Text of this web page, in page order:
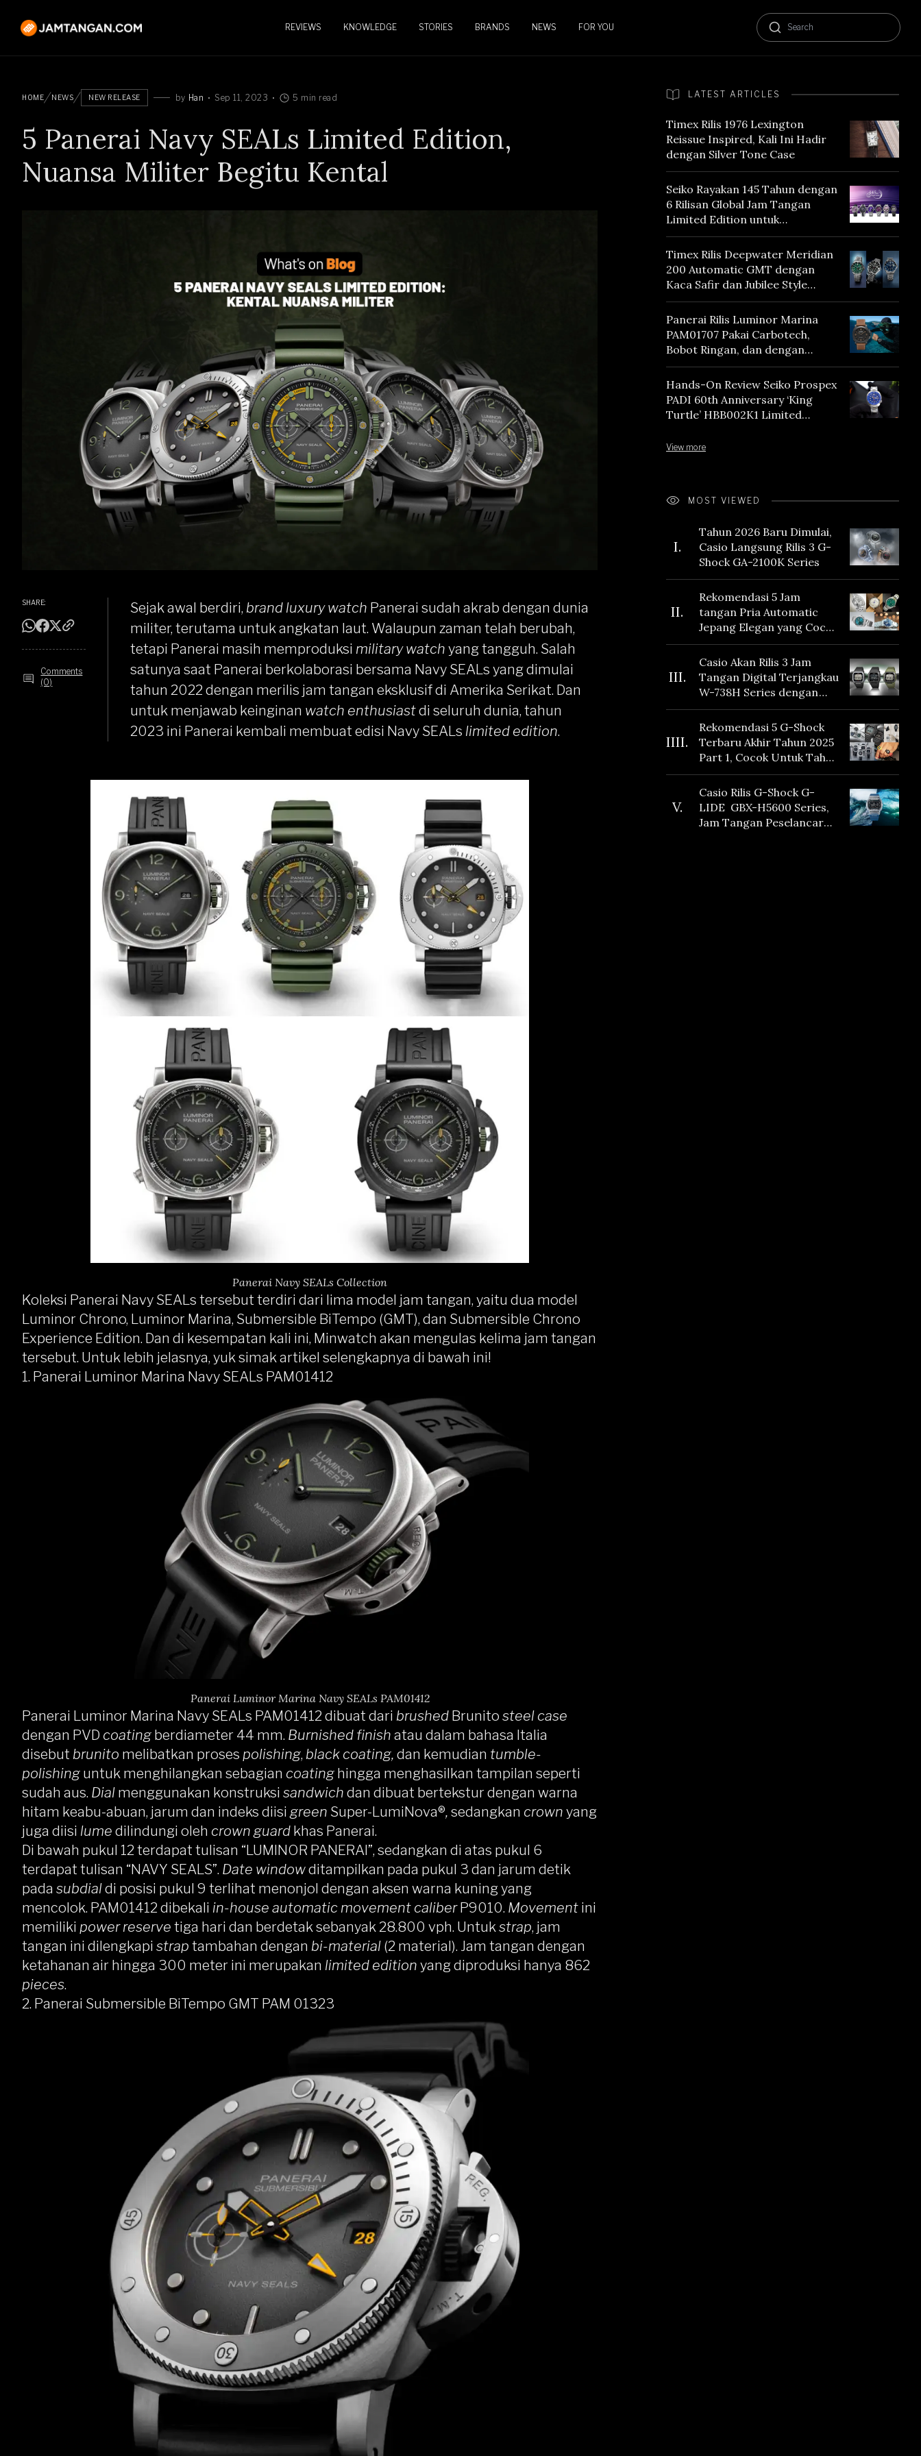
REVIEWS KNOWLEDGE STORIES BRANDS NEWS FOR YOU
HOME NEWS NEW RELEASE by Han Sep 11, 2023 5 min read
5 Panerai Navy SEALs Limited Edition,
Nuansa Militer Begitu Kental
SHARE:
Comments
(0)
Sejak awal berdiri, brand luxury watch Panerai sudah akrab dengan dunia
militer, terutama untuk angkatan laut. Walaupun zaman telah berubah,
tetapi Panerai masih memproduksi military watch yang tangguh. Salah
satunya saat Panerai berkolaborasi bersama Navy SEALs yang dimulai
tahun 2022 dengan merilis jam tangan eksklusif di Amerika Serikat. Dan
untuk menjawab keinginan watch enthusiastdi seluruh dunia, tahun
2023 ini Panerai kembali membuat edisi Navy SEALs limited edition.
Panerai Navy SEALs Collection
Koleksi Panerai Navy SEALs tersebut terdiri dari lima model jam tangan, yaitu dua model
Luminor Chrono, Luminor Marina, Submersible BiTempo (GMT), dan Submersible Chrono
Experience Edition. Dan di kesempatan kali ini, Minwatch akan mengulas kelima jam tangan
tersebut. Untuk lebih jelasnya, yuk simak artikel selengkapnya di bawah ini!
1. Panerai Luminor Marina Navy SEALs PAM01412
Panerai Luminor Marina Navy SEALs PAM01412
Panerai Luminor Marina Navy SEALs PAM01412 dibuat dari brushed Brunito steel case
dengan PVD coating berdiameter 44 mm. Burnished finish atau dalam bahasa Italia
disebut brunito melibatkan proses polishing, black coating, dan kemudian tumble-
polishing untuk menghilangkan sebagian coating hingga menghasilkan tampilan seperti
sudah aus. Dial menggunakan konstruksi sandwich dan dibuat bertekstur dengan warna
hitam keabu-abuan, jarum dan indeks diisi green Super-LumiNova®, sedangkan crown yang
juga diisi lume dilindungi oleh crown guard khas Panerai.
Di bawah pukul 12 terdapat tulisan “LUMINOR PANERAI”, sedangkan di atas pukul 6
terdapat tulisan “NAVY SEALS”. Date windowditampilkan pada pukul 3 dan jarum detik
pada subdialdi posisi pukul 9 terlihat menonjol dengan aksen warna kuning yang
mencolok. PAM01412 dibekali in-house automatic movement caliberP9010. Movement ini
memiliki power reserve tiga hari dan berdetak sebanyak 28.800 vph. Untukstrap, jam
tangan ini dilengkapi strap tambahan dengan bi-material (2 material). Jam tangan dengan
ketahanan air hingga 300 meter ini merupakan limited edition yang diproduksi hanya 862
pieces.
2. Panerai Submersible BiTempo GMT PAM 01323
LATEST ARTICLES
Timex Rilis 1976 Lexington
Reissue Inspired, Kali Ini Hadir
dengan Silver Tone Case
Seiko Rayakan 145 Tahun dengan
6 Rilisan Global Jam Tangan
Limited Edition untuk
Menghormati Edo Purple,
Warna yang Mencerminkan
Warisan Tokyo
Timex Rilis Deepwater Meridian
200 Automatic GMT dengan
Kaca Safir dan Jubilee Style
Bracelet
Panerai Rilis Luminor Marina
PAM01707 Pakai Carbotech,
Bobot Ringan, dan dengan
Vintage Vibes
Hands-On Review Seiko Prospex
PADI 60th Anniversary ‘King
Turtle’ HBB002K1 Limited
View more
MOST VIEWED
I.
Tahun 2026 Baru Dimulai,
Casio Langsung Rilis 3 G-
Shock GA-2100K Series
II.
Rekomendasi 5 Jam
tangan Pria Automatic
Jepang Elegan yang Cocok
Dikoleksi di 2026
III.
Casio Akan Rilis 3 Jam
Tangan Digital Terjangkau
W-738H Series dengan
Masa Baterai 10 Tahun
dan Fitur Vibration
IIII.
Rekomendasi 5 G-Shock
Terbaru Akhir Tahun 2025
Part 1, Cocok Untuk Tahun
Baru!
V.
Casio Rilis G-Shock G-
LIDE GBX-H5600 Series,
Jam Tangan Peselancar